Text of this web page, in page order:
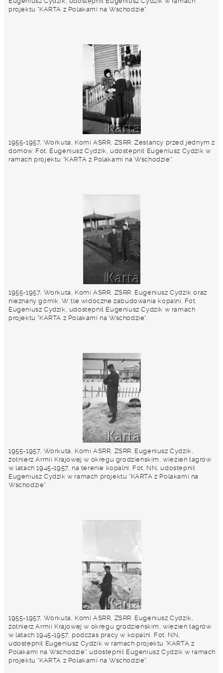
projektu "KARTA z Polakami na Wschodzie".
1955-1957, Workuta, Komi ASRR, ZSRR. Zesłańcy przed jednym z
domów. Fot. Eugeniusz Cydzik, udostępnił Eugeniusz Cydzik w
ramach projektu "KARTA z Polakami na Wschodzie".
1955-1957, Workuta, Komi ASRR, ZSRR. Eugeniusz Cydzik oraz
nieznany górnik. W tle widoczne zabudowania kopalni. Fot.
Eugeniusz Cydzik, udostępnił Eugeniusz Cydzik w ramach
projektu "KARTA z Polakami na Wschodzie".
1955-1957, Workuta, Komi ASRR, ZSRR. Eugeniusz Cydzik,
żołnierz Armii Krajowej w okręgu grodzieńskim, więzień łagrów
w latach 1945-1957, na terenie kopalni. Fot. NN, udostępnił
Eugeniusz Cydzik w ramach projektu "KARTA z Polakami na
Wschodzie".
1955-1957, Workuta, Komi ASRR, ZSRR. Eugeniusz Cydzik,
żołnierz Armii Krajowej w okręgu grodzieńskim, więzień łagrów
w latach 1945-1957, podczas pracy w kopalni. Fot. NN,
udostępnił Eugeniusz Cydzik w ramach projektu "KARTA z
Polakami na Wschodzie". udostępnił Eugeniusz Cydzik w ramach
projektu "KARTA z Polakami na Wschodzie".